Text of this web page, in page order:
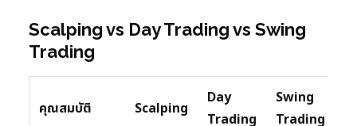
Scalping vs Day Trading vs Swing
Trading
คุณสมบัติ Scalping
Day
Trading
Swing
Trading